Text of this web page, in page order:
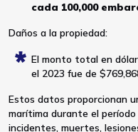
cada 100,000
Daños a la propiedad:
El monto total en
el 2023 fue de
Estos datos proporcionan
marítima durante el
incidentes, muertes,